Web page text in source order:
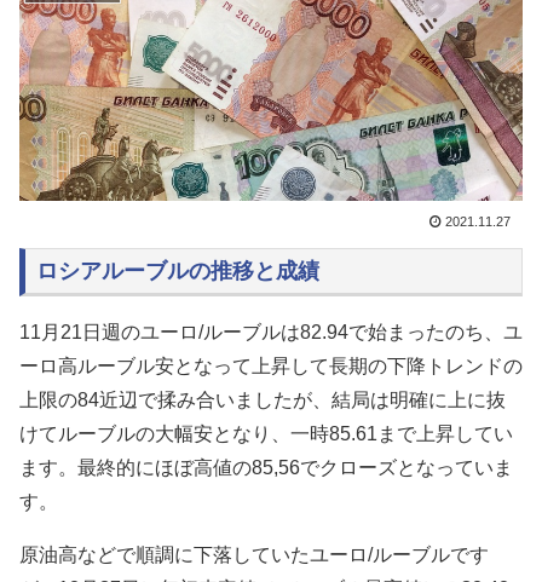
2021.11.27
ロシアルーブルの推移と成績
11月21日週のユーロ/ルーブルは82.94で始まったのち、 ユ
ーロ高ルーブル安となって上昇して長期の下降トレンドの
上限の84近辺で揉み合いましたが、結局は明確に上に抜
けてルーブルの大幅安となり、一時85.61まで上昇してい
ます。最終的にほぼ高値の85,56でクローズとなっていま
す。
原油高などで順調に下落していたユーロ/ルーブルです